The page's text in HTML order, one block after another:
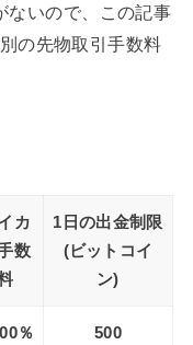
ないので、この記事
の先物取引手数料
カ
数
1日の出金制限
(ビットコイ
ン)
％ 500